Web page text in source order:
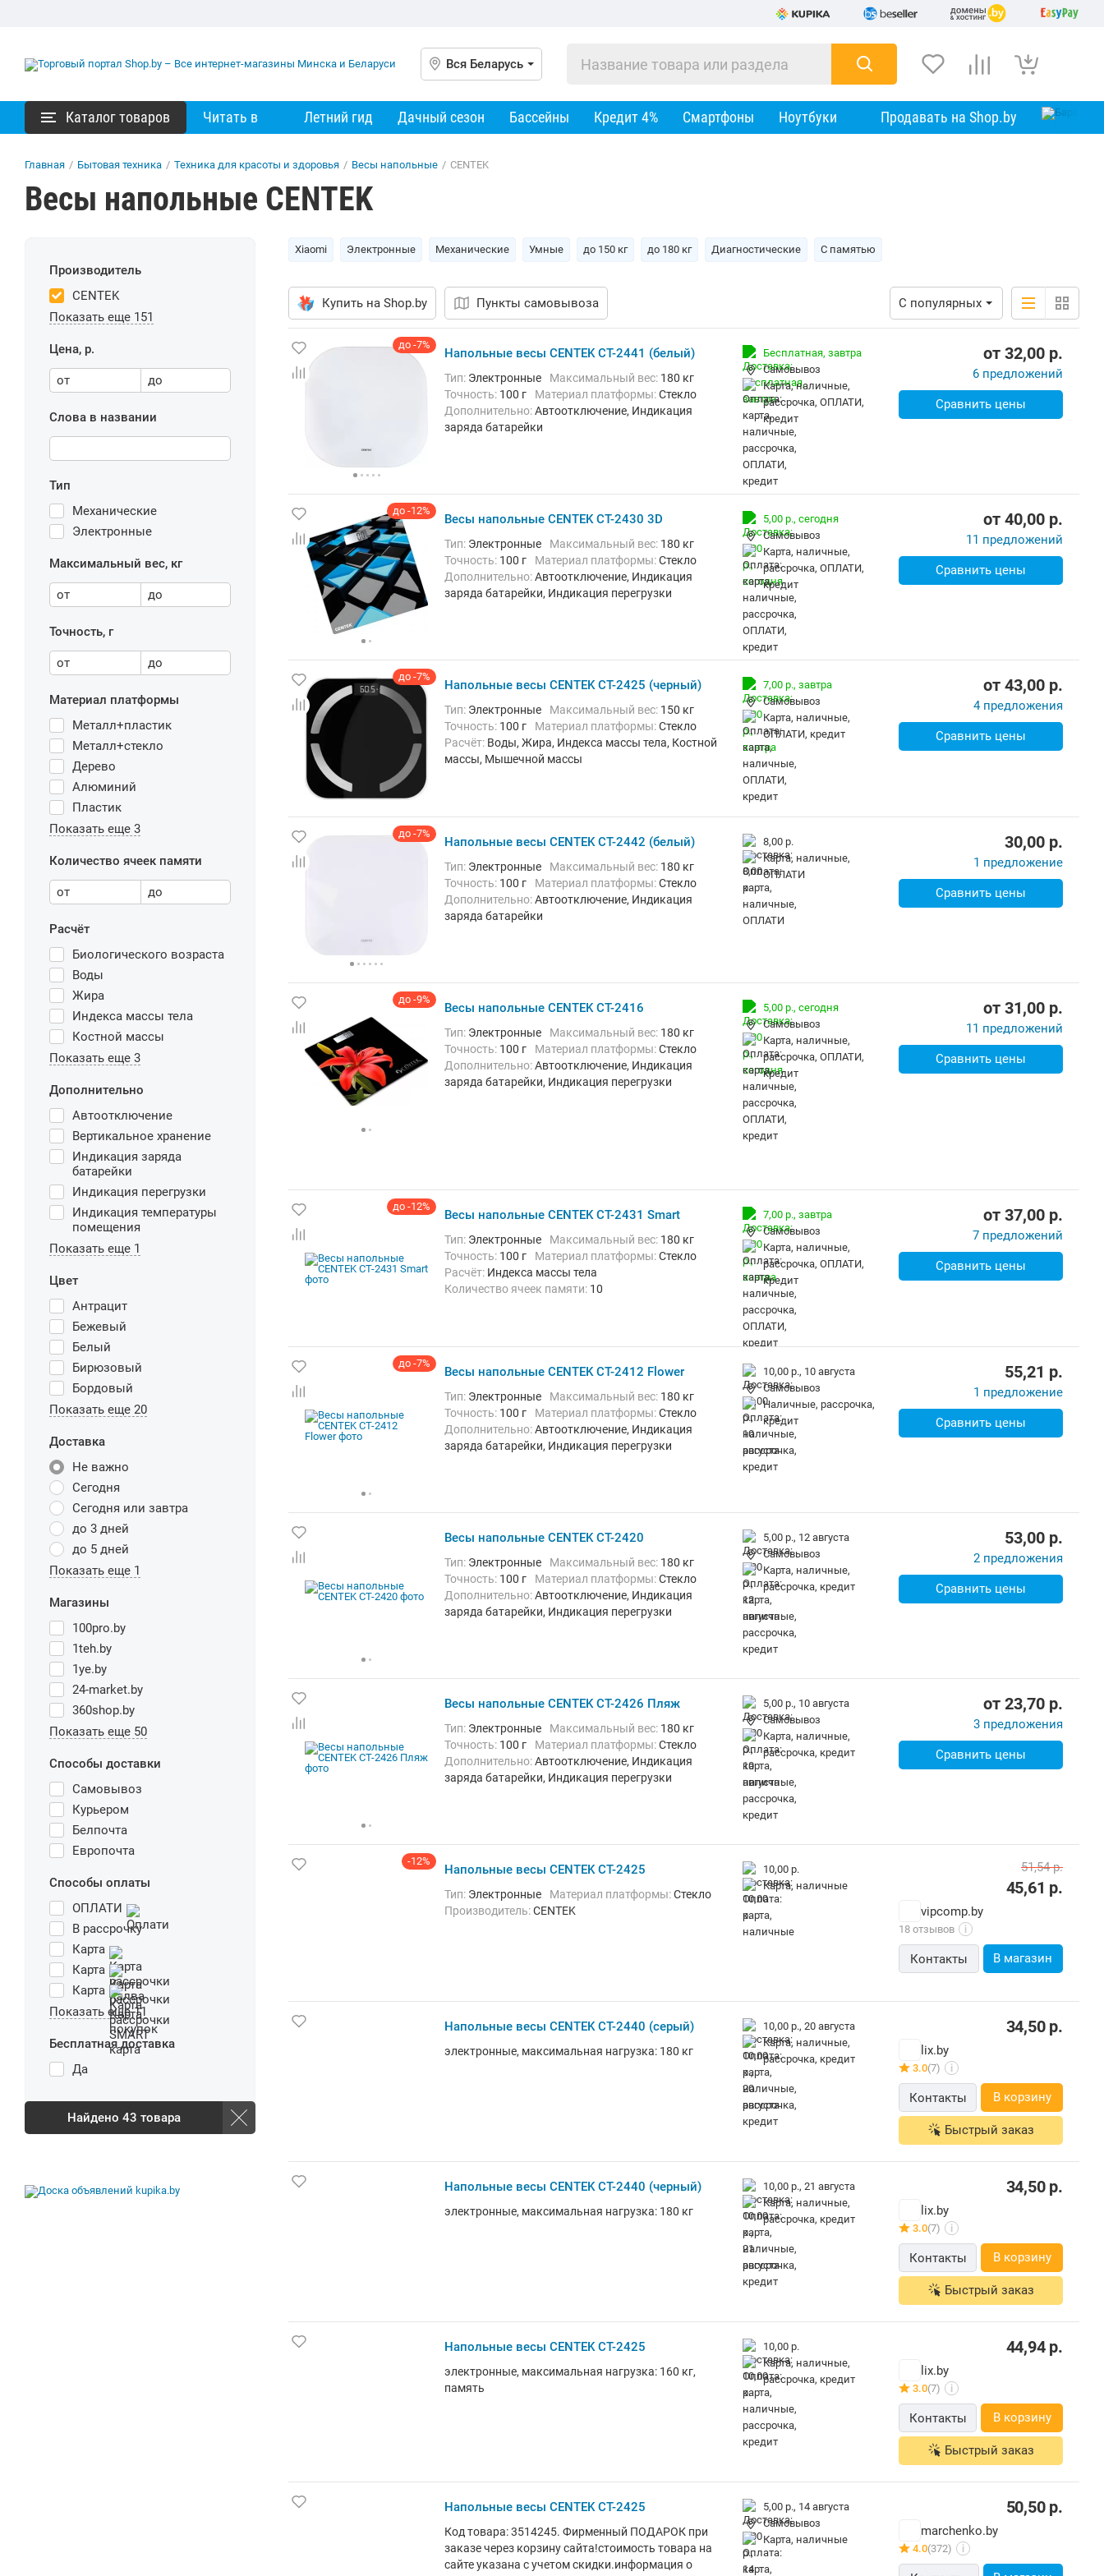
Вся Беларусь
Каталог товаров Читать в Летний гид Дачный сезон Бассейны Кредит 4% Смартфоны Ноутбуки Продавать на Shop.by
Главная / Бытовая техника / Техника для красоты и здоровья / Весы напольные / CENTEK
Весы напольные CENTEK
Производитель
CENTEK
Показать еще 151
Цена, р.
от до
Слова в названии
Тип
Механические
Электронные
Максимальный вес, кг
от до
Точность, г
от до
Материал платформы
Металл+пластик
Металл+стекло
Дерево
Алюминий
Пластик
Показать еще 3
Количество ячеек памяти
от до
Расчёт
Биологического возраста
Воды
Жира
Индекса массы тела
Костной массы
Показать еще 3
Дополнительно
Автоотключение
Вертикальное хранение
Индикация заряда
батарейки
Индикация перегрузки
Индикация температуры
помещения
Показать еще 1
Цвет
Антрацит
Бежевый
Белый
Бирюзовый
Бордовый
Показать еще 20
Доставка
Не важно
Сегодня
Сегодня или завтра
до 3 дней
до 5 дней
Показать еще 1
Магазины
100pro.by
1teh.by
1ye.by
24-market.by
360shop.by
Показать еще 50
Способы доставки
Самовывоз
Курьером
Белпочта
Европочта
Способы оплаты
ОПЛАТИ
В рассрочку
Карта
Карта
Карта
Показать еще 11
Бесплатная доставка
Да
Найдено 43 товара
Xiaomi Электронные Механические Умные до 150 кг до 180 кг Диагностические С памятью
Купить на Shop.by Пункты самовывоза С популярных
до -7%
Напольные весы CENTEK CT-2441 (белый)
Тип: Электронные Максимальный вес: 180 кг
Точность: 100 г Материал платформы:Стекло
Дополнительно:Автоотключение, Индикация
заряда батарейки
Бесплатная, завтра
Самовывоз
карта, наличные,
рассрочка, ОПЛАТИ,
кредит
от 32,00 p.
6 предложений
Сравнить цены
до -12%
Весы напольные CENTEK CT-2430 3D
Тип: Электронные Максимальный вес: 180 кг
Точность: 100 г Материал платформы:Стекло
Дополнительно:Автоотключение, Индикация
заряда батарейки, Индикация перегрузки
5,00 р., сегодня
Самовывоз
карта, наличные,
рассрочка, ОПЛАТИ,
кредит
от 40,00 p.
11 предложений
Сравнить цены
до -7%
Напольные весы CENTEK CT-2425 (черный)
Тип: Электронные Максимальный вес: 150 кг
Точность: 100 г Материал платформы:Стекло
Расчёт: Воды, Жира, Индекса массы тела, Костной
массы, Мышечной массы
7,00 р., завтра
Самовывоз
карта, наличные,
ОПЛАТИ, кредит
от 43,00 p.
4 предложения
Сравнить цены
до -7%
Напольные весы CENTEK CT-2442 (белый)
Тип: Электронные Максимальный вес: 180 кг
Точность: 100 г Материал платформы:Стекло
Дополнительно:Автоотключение, Индикация
заряда батарейки
8,00 р.
карта, наличные,
ОПЛАТИ
30,00 p.
1 предложение
Сравнить цены
до -9%
Весы напольные CENTEK CT-2416
Тип: Электронные Максимальный вес: 180 кг
Точность: 100 г Материал платформы:Стекло
Дополнительно:Автоотключение, Индикация
заряда батарейки, Индикация перегрузки
5,00 р., сегодня
Самовывоз
карта, наличные,
рассрочка, ОПЛАТИ,
кредит
от 31,00 p.
11 предложений
Сравнить цены
до -12%
Весы напольные CENTEK CT-2431 Smart
Тип: Электронные Максимальный вес: 180 кг
Точность: 100 г Материал платформы:Стекло
Расчёт: Индекса массы тела
Количество ячеек памяти: 10
7,00 р., завтра
Самовывоз
карта, наличные,
рассрочка, ОПЛАТИ,
кредит
от 37,00 p.
7 предложений
Сравнить цены
до -7%
Весы напольные CENTEK CT-2412 Flower
Тип: Электронные Максимальный вес: 180 кг
Точность: 100 г Материал платформы:Стекло
Дополнительно:Автоотключение, Индикация
заряда батарейки, Индикация перегрузки
10,00 р., 10 августа
Самовывоз
наличные, рассрочка,
кредит
55,21 p.
1 предложение
Сравнить цены
Весы напольные CENTEK CT-2420
Тип: Электронные Максимальный вес: 180 кг
Точность: 100 г Материал платформы:Стекло
Дополнительно:Автоотключение, Индикация
заряда батарейки, Индикация перегрузки
5,00 р., 12 августа
Самовывоз
карта, наличные,
рассрочка, кредит
53,00 p.
2 предложения
Сравнить цены
Весы напольные CENTEK CT-2426 Пляж
Тип: Электронные Максимальный вес: 180 кг
Точность: 100 г Материал платформы:Стекло
Дополнительно:Автоотключение, Индикация
заряда батарейки, Индикация перегрузки
5,00 р., 10 августа
Самовывоз
карта, наличные,
рассрочка, кредит
от 23,70 p.
3 предложения
Сравнить цены
-12%
Напольные весы CENTEK CT-2425
Тип: Электронные Материал платформы:Стекло
Производитель:CENTEK
10,00 р.
карта, наличные
45,61 р.
51,54р.
vipcomp.by
18 отзывов i
Контакты В магазин
Напольные весы CENTEK CT-2440 (серый)
электронные, максимальная нагрузка: 180 кг
10,00 р., 20 августа
карта, наличные,
рассрочка, кредит
34,50р.
lix.by
3.0(7) i
Контакты В корзину
Быстрый заказ
Напольные весы CENTEK CT-2440 (черный)
электронные, максимальная нагрузка: 180 кг
10,00 р., 21 августа
карта, наличные,
рассрочка, кредит
34,50р.
lix.by
3.0(7) i
Контакты В корзину
Быстрый заказ
Напольные весы CENTEK CT-2425
электронные, максимальная нагрузка: 160 кг,
память
10,00 р.
карта, наличные,
рассрочка, кредит
44,94р.
lix.by
3.0(7) i
Контакты В корзину
Быстрый заказ
Напольные весы CENTEK CT-2425
Код товара: 3514245. Фирменный ПОДАРОК при
заказе через корзину сайта!стоимость товара на
сайте указана с учетом скидки.информация о
5,00 р., 14 августа
Самовывоз
карта, наличные
50,50р.
marchenko.by
4.0(372) i